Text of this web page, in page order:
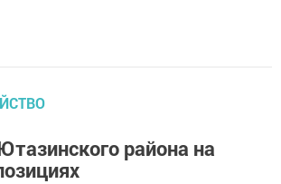
района на